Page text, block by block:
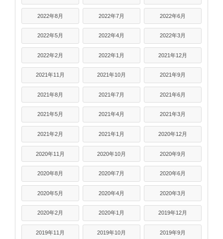
2022年8月 2022年7月 2022年6月
2022年5月 2022年4月 2022年3月
2022年2月 2022年1月 2021年12月
2021年11月 2021年10月 2021年9月
2021年8月 2021年7月 2021年6月
2021年5月 2021年4月 2021年3月
2021年2月 2021年1月 2020年12月
2020年11月 2020年10月 2020年9月
2020年8月 2020年7月 2020年6月
2020年5月 2020年4月 2020年3月
2020年2月 2020年1月 2019年12月
2019年11月 2019年10月 2019年9月